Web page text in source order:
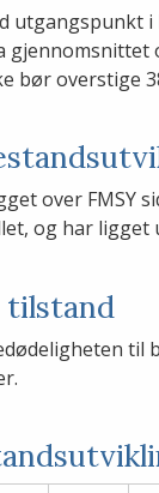
gjennomsnittet
bør overstige
over FMSY
og har ligget
tilstand
til